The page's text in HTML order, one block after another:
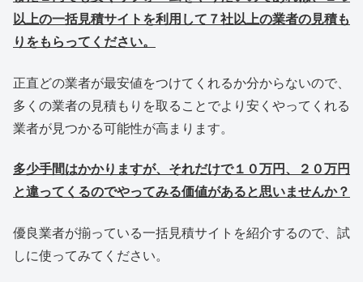
以上の一括見積サイトを利用して７社以上の業者の見積も
りをもらってください。
正直どの業者が最安値をつけてくれるか分からないので、
多くの業者の見積もりを取ることでより安くやってくれる
業者が見つかる可能性が高まります。
多少手間はかかりますが、それだけで１０万円、２０万円
と違ってくるのでやってみる価値があると思いませんか？
優良業者が揃っている一括見積サイトを紹介するので、試
しに使ってみてください。